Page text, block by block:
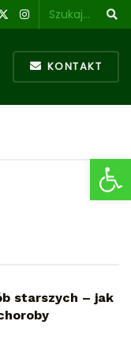
KONTAKT
starszych – jak